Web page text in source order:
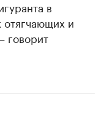
в
и
говорит